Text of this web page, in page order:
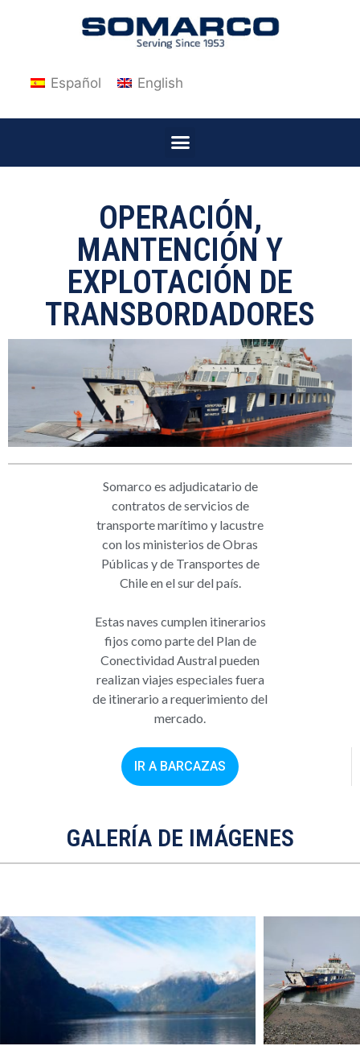
Español English
OPERACIÓN,
MANTENCIÓN Y
EXPLOTACIÓN DE
TRANSBORDADORES
Somarco es adjudicatario de
contratos de servicios de
transporte marítimo y lacustre
con los ministerios de Obras
Públicas y de Transportes de
Chile en el sur del país.
Estas naves cumplen itinerarios
fijos como parte del Plan de
Conectividad Austral pueden
realizan viajes especiales fuera
de itinerario a requerimiento del
mercado.
IR A BARCAZAS
GALERÍA DE IMÁGENES